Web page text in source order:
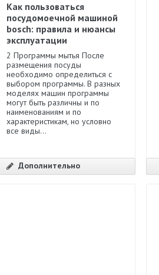
Как пользоваться
посудомоечной машиной
bosch: правила и нюансы
эксплуатации
2 Программы мытья После
размещения посуды
необходимо определиться с
выбором программы. В разных
моделях машин программы
могут быть различны и по
наименованиям и по
характеристикам, но условно
все виды...
Дополнительно